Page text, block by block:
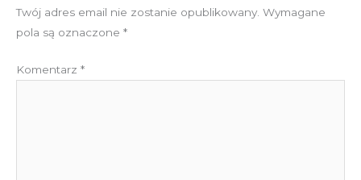
Twój adres email nie zostanie opublikowany. Wymagane
pola są oznaczone *
Komentarz *